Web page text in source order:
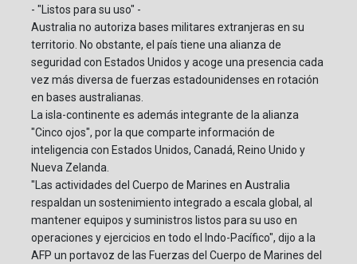
- "Listos para su uso" -
Australia no autoriza bases militares extranjeras en su
territorio. No obstante, el país tiene una alianza de
seguridad con Estados Unidos y acoge una presencia cada
vez más diversa de fuerzas estadounidenses en rotación
en bases australianas.
La isla-continente es además integrante de la alianza
"Cinco ojos", por la que comparte información de
inteligencia con Estados Unidos, Canadá, Reino Unido y
Nueva Zelanda.
"Las actividades del Cuerpo de Marines en Australia
respaldan un sostenimiento integrado a escala global, al
mantener equipos y suministros listos para su uso en
operaciones y ejercicios en todo el Indo-Pacífico", dijo a la
AFP un portavoz de las Fuerzas del Cuerpo de Marines del